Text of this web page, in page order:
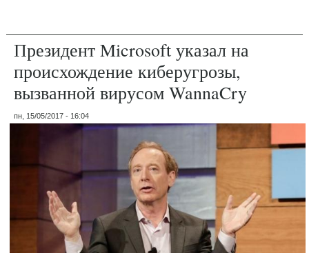
Президент Microsoft указал на
происхождение киберугрозы,
вызванной вирусом WannaCry
пн, 15/05/2017 - 16:04